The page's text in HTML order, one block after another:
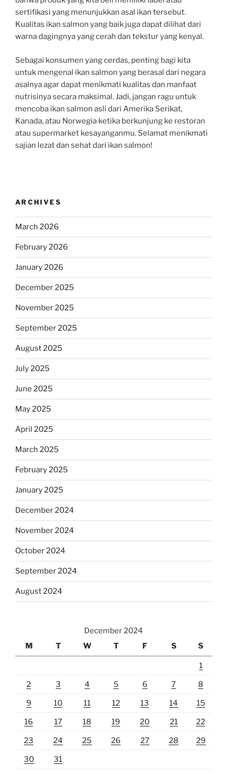
sertifikasi yang menunjukkan asal ikan tersebut.
Kualitas ikan salmon yang baik juga dapat dilihat dari
warna dagingnya yang cerah dan tekstur yang kenyal.
Sebagai konsumen yang cerdas, penting bagi kita
untuk mengenal ikan salmon yang berasal dari negara
asalnya agar dapat menikmati kualitas dan manfaat
nutrisinya secara maksimal. Jadi, jangan ragu untuk
mencoba ikan salmon asli dari Amerika Serikat,
Kanada, atau Norwegia ketika berkunjung ke restoran
atau supermarket kesayanganmu. Selamat menikmati
sajian lezat dan sehat dari ikan salmon!
ARCHIVES
March 2026
February 2026
January 2026
December 2025
November 2025
September 2025
August 2025
July 2025
June 2025
May 2025
April 2025
March 2025
February 2025
January 2025
December 2024
November 2024
October 2024
September 2024
August 2024
December 2024
M
T W T F S S
1
2 3 4 5 6 7 8
9 10 11 12 13 14 15
16 17 18 19 20 21 22
23 24 25 26 27 28 29
30 31